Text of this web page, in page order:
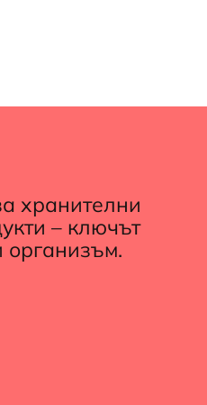
хранителни
– ключът
организъм.